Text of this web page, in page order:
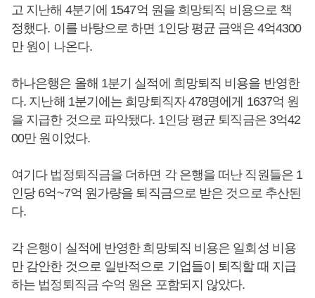
고 지난해 4분기에 1547억 원을 희망퇴직 비용으로 책
정했다. 이를 바탕으로 하면 1인당 평균 금액은 4억4300
만 원이 나온다.
하나은행은 올해 1분기 실적에 희망퇴직 비용을 반영한
다. 지난해 1분기에는 희망퇴직자 478명에게 1637억 원
을 지급한 것으로 파악됐다. 1인당 평균 퇴직금은 3억42
00만 원이었다.
여기다 법정퇴직금을 더하면 각 은행을 떠난 직원들은 1
인당 6억~7억 원가량을 퇴직금으로 받은 것으로 추산된
다.
각 은행이 실적에 반영한 희망퇴직 비용은 일회성 비용
만 감안한 것으로 일반적으로 기업들이 퇴직할 때 지급
하는 법정퇴직금 수억 원은 포함되지 않았다.